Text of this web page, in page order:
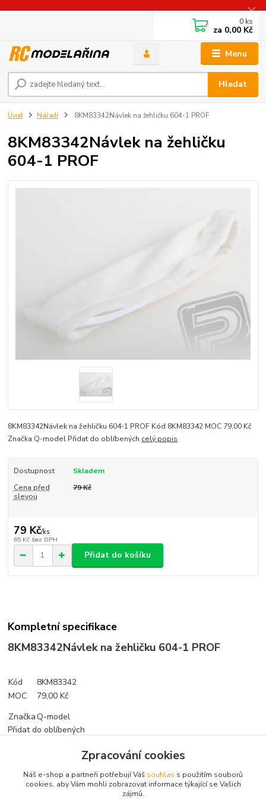
Menu
Hledat
0 ks
za 0,00 Kč
Úvod Nářadí 8KM83342Návlek na žehličku 604-1 PROF
8KM83342Návlek na žehličku
604-1 PROF
8KM83342Návlek na žehličku 604-1 PROF Kód 8KM83342 MOC 79,00 Kč
Značka Q-model Přidat do oblíbených celý popis
Dostupnost
Skladem
Cena před
slevou
79 Kč
79 Kč/ks
65 Kč bez DPH
Přidat do košíku
Kompletní specifikace
8KM83342Návlek na žehličku 604-1 PROF
Kód
8KM83342
MOC
79,00 Kč
ZnačkaQ-model
Přidat do oblíbených
Zboží zařazeno v kategoriích
Zpracování cookies
Náš e-shop a partneři potřebují Váš souhlas s použitím souborů
cookies, aby Vám mohli zobrazovat informace týkající se Vašich
zájmů.